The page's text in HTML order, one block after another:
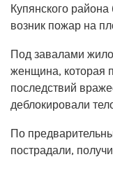
Купянского
возник пожар на
Под завалами
женщина, которая
последствий
деблокировали
По
пострадали,